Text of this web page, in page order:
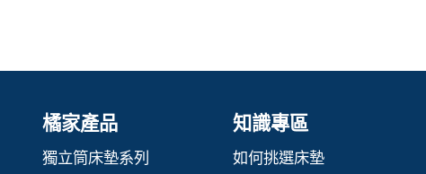
橘家產品
獨立筒床墊系列
知識專區
如何挑選床墊